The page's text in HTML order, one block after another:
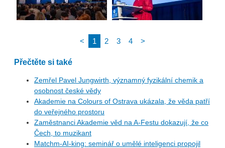
< 1 2 3 4 >
Přečtěte si také
Zemřel Pavel Jungwirth, významný fyzikální chemik a
osobnost české vědy
Akademie na Colours of Ostrava ukázala, že věda patří
do veřejného prostoru
Zaměstnanci Akademie věd na A-Festu dokazují, že co
Čech, to muzikant
Matchm-AI-king: seminář o umělé inteligenci propojil